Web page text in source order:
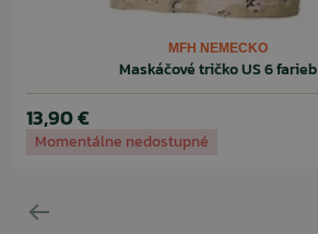
MFH NEMECKO
Maskáčové tričko US 6 farieb
13,90 €
Momentálne nedostupné